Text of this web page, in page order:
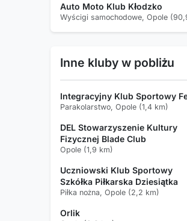
Auto Moto Klub Kłodzko
Wyścigi samochodowe, Opole
Inne kluby w pobliżu
Integracyjny Klub Sportowy
Parakolarstwo, Opole (1,4 km)
DEL Stowarzyszenie Kultury
Fizycznej Blade Club
Opole (1,9 km)
Uczniowski Klub Sportowy
Szkółka Piłkarska Dziesiątka
Piłka nożna, Opole (2,2 km)
Orlik